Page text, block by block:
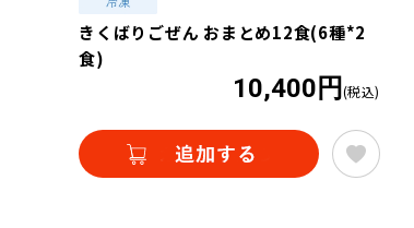
きくばりごぜん おまとめ12食(6種*2
食)
10,400円 (税込)